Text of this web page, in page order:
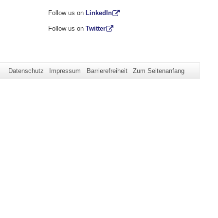
Follow us on LinkedIn
Follow us on Twitter
Datenschutz Impressum Barrierefreiheit Zum Seitenanfang